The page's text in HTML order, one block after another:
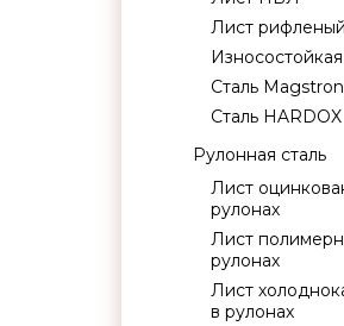
Лист рифленый
Износостойкая
Сталь
Сталь HARDOX
Рулонная сталь
Лист
рулонах
Лист
рулонах
Лист
в рулонах